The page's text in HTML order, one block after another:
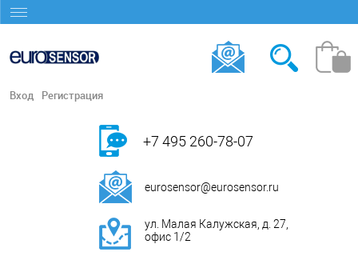
Вход Регистрация
+7 495 260-78-07
eurosensor@eurosensor.ru
ул. Малая Калужская, д. 27,
офис 1/2